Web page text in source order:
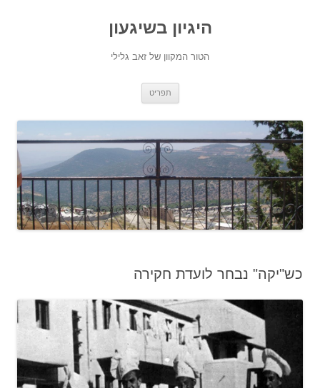
היגיון בשיגעון
הטור המקוון של זאב גלילי
תפריט
כש"יקה" נבחר לועדת חקירה